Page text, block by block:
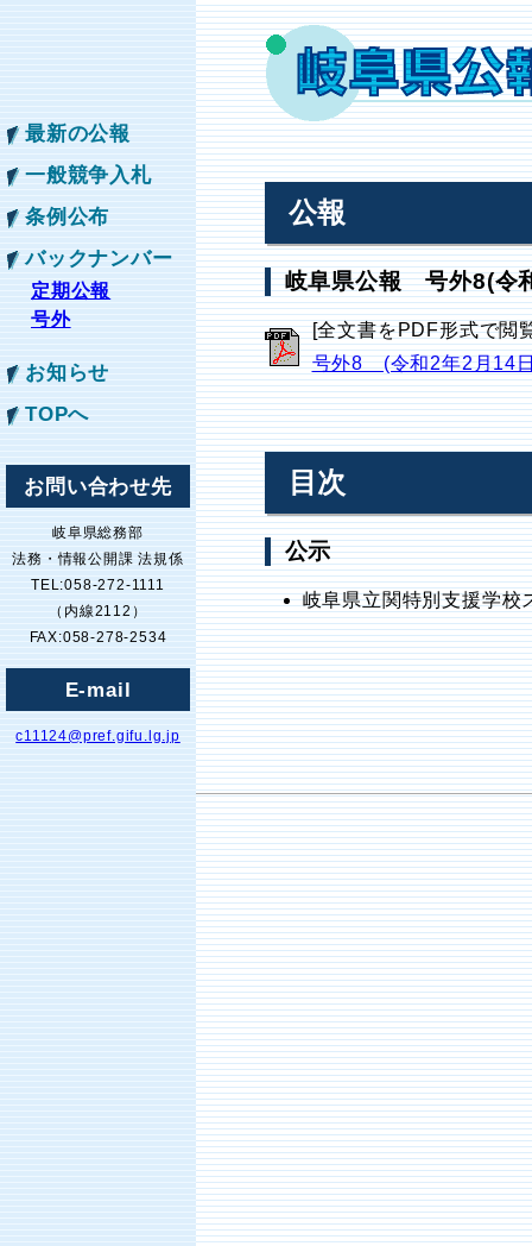
最新の公報
一般競争入札
条例公布
バックナンバー
定期公報
号外
お知らせ
TOPへ
お問い合わせ先
岐阜県総務部
法務・情報公開課 法規係
TEL:058-272-1111
（内線2112）
FAX:058-278-2534
E-mail
c11124@pref.gifu.lg.jp
公報
岐阜県公報 号外8(令
[全文書をPDF形式で閲
号外8 (令和2年2月14
目次
公示
岐阜県立関特別支援学